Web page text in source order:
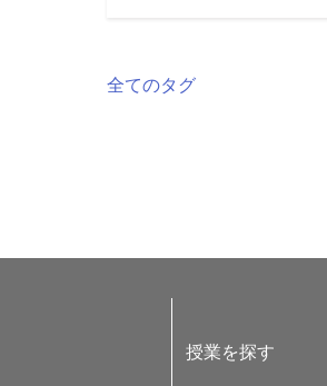
全てのタグ
授業を探す